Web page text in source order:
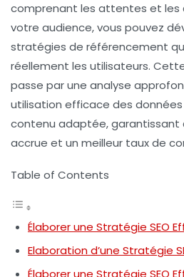
comprenant les attentes et
votre audience, vous pouvez
stratégies de référencement
réellement les utilisateurs.
passe par une analyse
utilisation efficace des
contenu adaptée, garantissant
accrue et un meilleur taux de
Table of Contents
Élaborer une Stratégie SEO
Elaboration d’une Stratégie